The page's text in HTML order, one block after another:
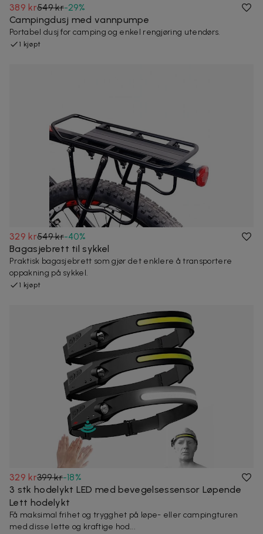
389 kr549 kr-29%
Campingdusj med vannpumpe
Portabel dusj for camping og enkel rengjøring utendørs.
1 kjøpt
329 kr549 kr-40%
Bagasjebrett til sykkel
Praktisk bagasjebrett som gjør det enklere å transportere
oppakning på sykkel.
1 kjøpt
329 kr399 kr-18%
3 stk hodelykt LED med bevegelsessensor Løpende
Lett hodelykt
Få maksimal frihet og trygghet på løpe- eller campingturen
med disse lette og kraftige hod...